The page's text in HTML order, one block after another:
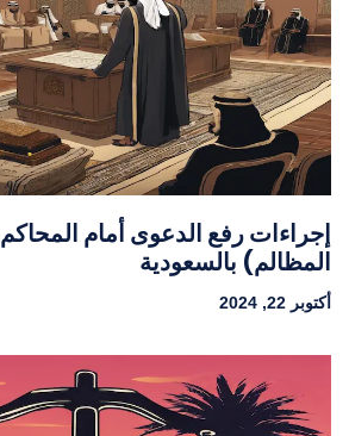
إجراءات رفع الدعوى أمام المحاكم
المظالم) بالسعودية
أكتوبر 22, 2024